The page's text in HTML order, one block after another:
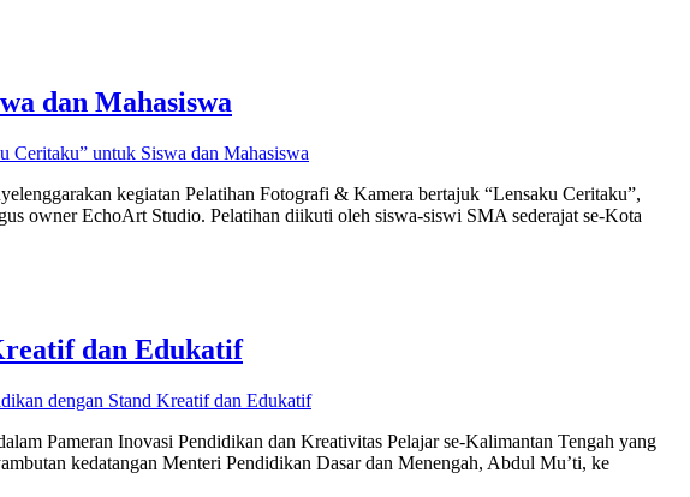
dan Mahasiswa
untuk Siswa dan Mahasiswa
kegiatan Pelatihan Fotografi & Kamera bertajuk “Lensaku Ceritaku”,
owner EchoArt Studio. Pelatihan diikuti oleh siswa-siswi SMA sederajat se-Kota
dan Edukatif
dengan Stand Kreatif dan Edukatif
Pameran Inovasi Pendidikan dan Kreativitas Pelajar se-Kalimantan Tengah yang
kedatangan Menteri Pendidikan Dasar dan Menengah, Abdul Mu’ti, ke